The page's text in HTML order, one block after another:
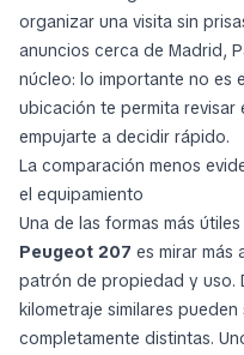
organizar una visita sin
anuncios cerca de Madrid,
núcleo: lo importante no es
ubicación te permita revisar
empujarte a decidir rápido.
La comparación menos
el equipamiento
Una de las formas más
Peugeot 207 es mirar más
patrón de propiedad y uso.
kilometraje similares
completamente distintas.